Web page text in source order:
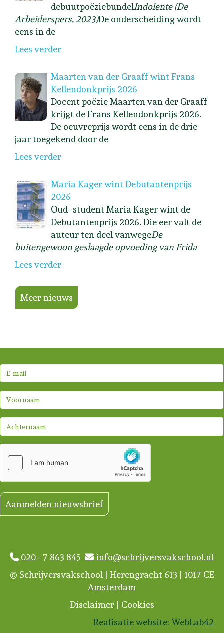
debuutpoëziebundelIndolente (De
Arbeiderspers, 2023)De onderscheiding wordt
eens in de
Lees verder
Maarten van der Graaff wint Frans
Kellendonkprijs 2026
Docent poëzie Maarten van der Graaff
krijgt de Frans Kellendonkprijs 2026.
De oeuvreprijs wordt eens in de drie
jaar toegekend door de
Lees verder
Maria Kager wint Debutantenprijs
2026
Oud- student Maria Kager wint de
Debutantenprijs 2026. Die eer valt de
auteur ten deel vanwegeDe
buitengewoon geslaagde opvoeding van Frida
Lees verder
Meer nieuws
Aanmelden nieuwsbrief
020 - 7 863 845
info@schrijversvakschool.nl
© Schrijversvakschool | Herengracht 613 | 1017 CE
Amsterdam
Disclaimer| Cookies
Realisatie website: WebLab42